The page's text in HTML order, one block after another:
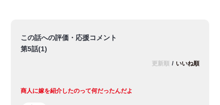
この話への評価・応援コメント
第5話(1)
更新順 / いいね順
商人に嫁を紹介したのって何だったんだよ